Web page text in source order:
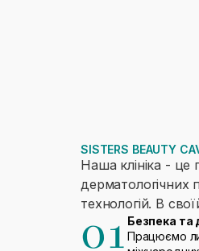
SISTERS BEAUTY
Наша клініка - це
дерматологічних
технологій. В
01 Безпека та
Працюємо